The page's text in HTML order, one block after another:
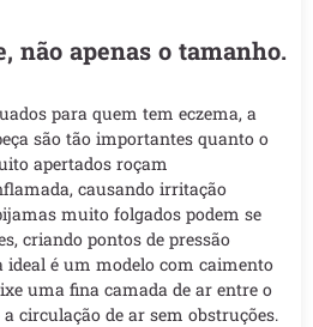
não apenas o tamanho.
para quem tem eczema, a
são tão importantes quanto o
apertados roçam
causando irritação
muito folgados podem se
criando pontos de pressão
ideal é um modelo com caimento
uma fina camada de ar entre o
circulação de ar sem obstruções.